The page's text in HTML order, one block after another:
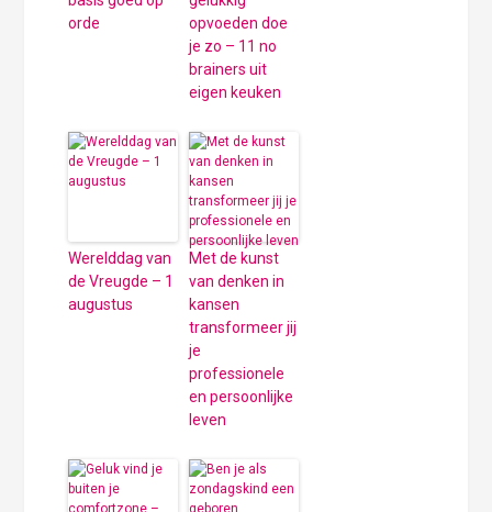
orde
opvoeden doe
je zo – 11 no
brainers uit
eigen keuken
Werelddag van
de Vreugde – 1
augustus
Met de kunst
van denken in
kansen
transformeer jij
je
professionele
en persoonlijke
leven